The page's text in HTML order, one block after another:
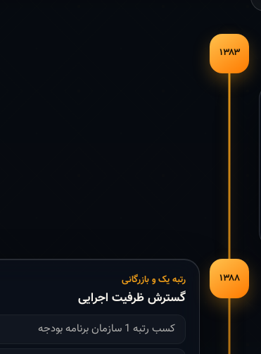
۱۳۸۳
۱۳۸۸ رتبه یک و بازرگانی
گسترش ظرفیت اجرایی
کسب رتبه 1 سازمان برنامه بودجه